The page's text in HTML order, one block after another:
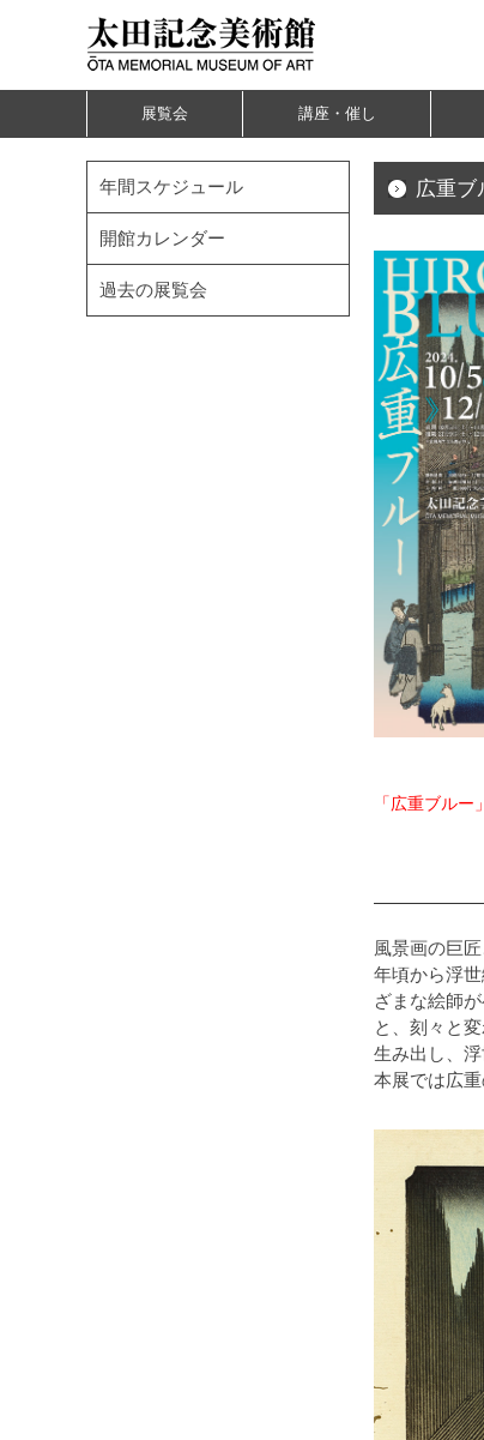
展覧会 講座・催し
広重ブ
「広重ブル
風景画の巨
年頃から浮
ざまな絵師
と、刻々と
生み出し、
本展では広
年間スケジュール
開館カレンダー
過去の展覧会